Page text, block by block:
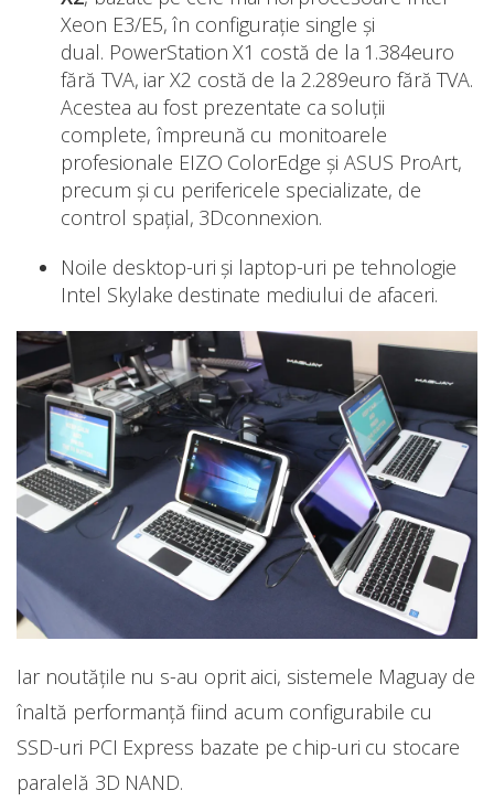
Xeon E3/E5, în configurație single și
dual. PowerStation X1 costă de la 1.384euro
fără TVA, iar X2 costă de la 2.289euro fără TVA.
Acestea au fost prezentate ca soluții
complete, împreună cu monitoarele
profesionale EIZO ColorEdge și ASUS ProArt,
precum și cu perifericele specializate, de
control spațial, 3Dconnexion.
Noile desktop-uri și laptop-uri pe tehnologie
Intel Skylake destinate mediului de afaceri.
Iar noutățile nu s-au oprit aici, sistemele Maguay de
înaltă performanță fiind acum configurabile cu
SSD-uri PCI Express bazate pe chip-uri cu stocare
paralelă 3D NAND.